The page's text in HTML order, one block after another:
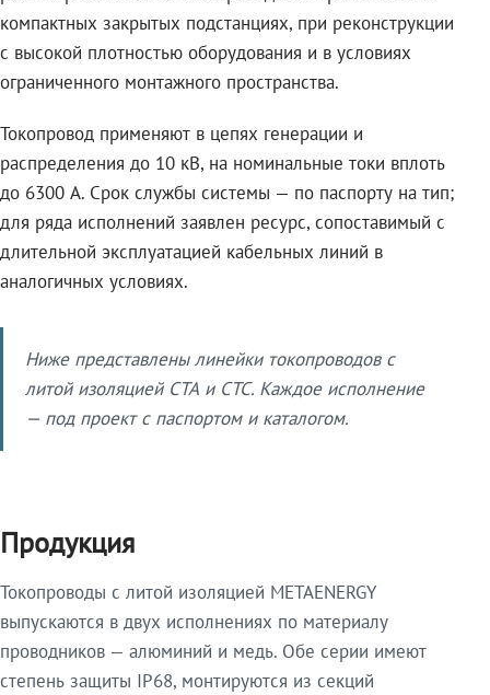
компактных закрытых подстанциях, при реконструкции
с высокой плотностью оборудования и в условиях
ограниченного монтажного пространства.
Токопровод применяют в цепях генерации и
распределения до 10 кВ, на номинальные токи вплоть
до 6300 А. Срок службы системы — по паспорту на тип;
для ряда исполнений заявлен ресурс, сопоставимый с
длительной эксплуатацией кабельных линий в
аналогичных условиях.
Ниже представлены линейки токопроводов с
литой изоляцией СТА и СТС. Каждое исполнение
— под проект с паспортом и каталогом.
Продукция
Токопроводы с литой изоляцией METAENERGY
выпускаются в двух исполнениях по материалу
проводников — алюминий и медь. Обе серии имеют
степень защиты IP68, монтируются из секций